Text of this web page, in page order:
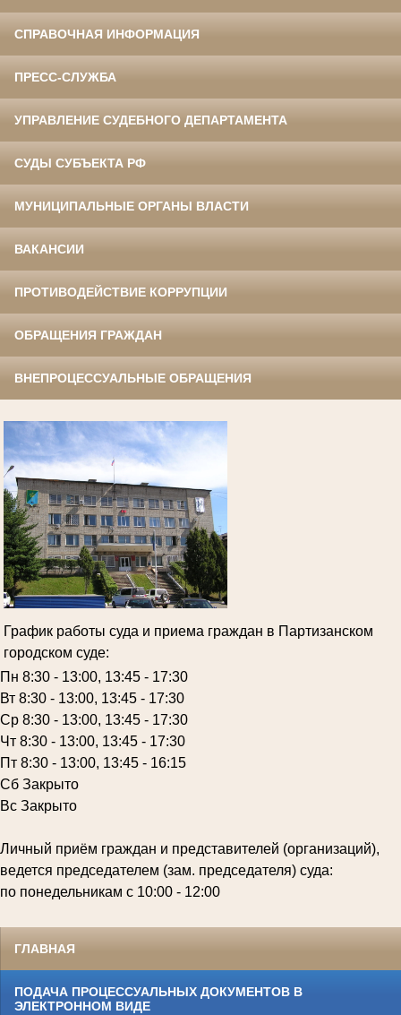
СПРАВОЧНАЯ ИНФОРМАЦИЯ
ПРЕСС-СЛУЖБА
УПРАВЛЕНИЕ СУДЕБНОГО ДЕПАРТАМЕНТА
СУДЫ СУБЪЕКТА РФ
МУНИЦИПАЛЬНЫЕ ОРГАНЫ ВЛАСТИ
ВАКАНСИИ
ПРОТИВОДЕЙСТВИЕ КОРРУПЦИИ
ОБРАЩЕНИЯ ГРАЖДАН
ВНЕПРОЦЕССУАЛЬНЫЕ ОБРАЩЕНИЯ
График работы суда и приема граждан в Партизанском
городском суде:
Пн 8:30 - 13:00, 13:45 - 17:30
Вт 8:30 - 13:00, 13:45 - 17:30
Ср 8:30 - 13:00, 13:45 - 17:30
Чт 8:30 - 13:00, 13:45 - 17:30
Пт 8:30 - 13:00, 13:45 - 16:15
Сб Закрыто
Вс Закрыто
Личный приём граждан и представителей (организаций),
ведется председателем (зам. председателя) суда:
по понедельникам с 10:00 - 12:00
ГЛАВНАЯ
ПОДАЧА ПРОЦЕССУАЛЬНЫХ ДОКУМЕНТОВ В
ЭЛЕКТРОННОМ ВИДЕ